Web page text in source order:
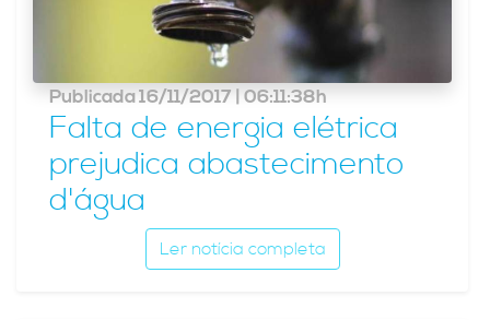
Publicada 16/11/2017 | 06:11:38h
Falta de energia elétrica
prejudica abastecimento
d'água
Ler notícia completa